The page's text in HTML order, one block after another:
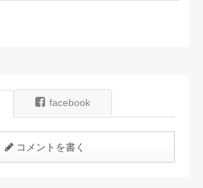
facebook
コメントを書く